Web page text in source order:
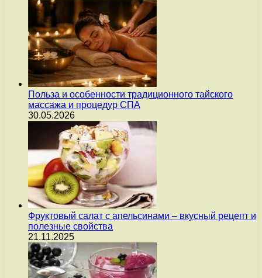
Польза и особенности традиционного тайского
массажа и процедур СПА
30.05.2026
Фруктовый салат с апельсинами – вкусный рецепт и
полезные свойства
21.11.2025